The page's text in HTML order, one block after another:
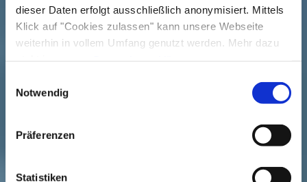
dieser Daten erfolgt ausschließlich anonymisiert. Mittels
Klick auf "Cookies zulassen" kann unsere Webseite
weiterhin in vollem Umfang genutzt werden. Mehr dazu
steht in unserer Datenschutzerklärung.
gelistet.
Notwendig
Präferenzen
Statistiken